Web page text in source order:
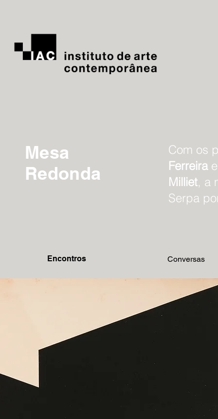
Mesa
Redonda
Com os
Ferreira
Milliet, a
Serpa
Encontros Conversas